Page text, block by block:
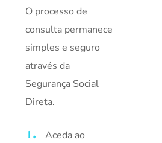
O processo de
consulta permanece
simples e seguro
através da
Segurança Social
Direta.
Aceda ao